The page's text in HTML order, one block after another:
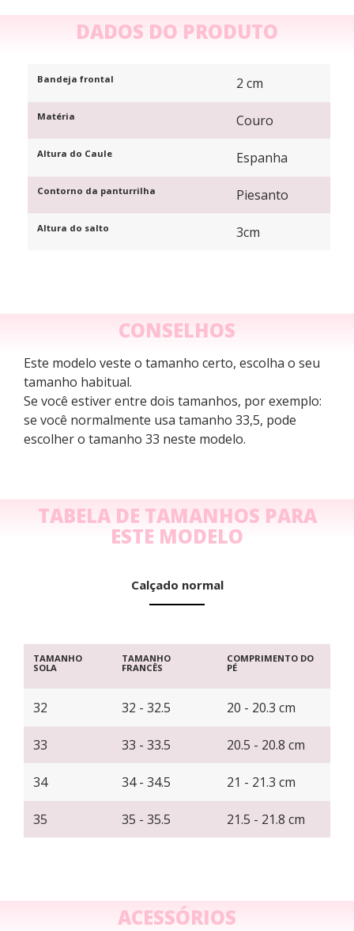
DADOS DO PRODUTO
Bandeja frontal 2 cm
Matéria Couro
Altura do Caule Espanha
Contorno da panturrilha Piesanto
Altura do salto 3cm
CONSELHOS
Este modelo veste o tamanho certo, escolha o seu
tamanho habitual.
Se você estiver entre dois tamanhos, por exemplo:
se você normalmente usa tamanho 33,5, pode
escolher o tamanho 33 neste modelo.
TABELA DE TAMANHOS PARA
ESTE MODELO
Calçado normal
TAMANHO
SOLA
TAMANHO
FRANCÊS
COMPRIMENTO DO
PÉ
32 32 - 32.5 20 - 20.3 cm
33 33 - 33.5 20.5 - 20.8 cm
34 34 - 34.5 21 - 21.3 cm
35 35 - 35.5 21.5 - 21.8 cm
ACESSÓRIOS